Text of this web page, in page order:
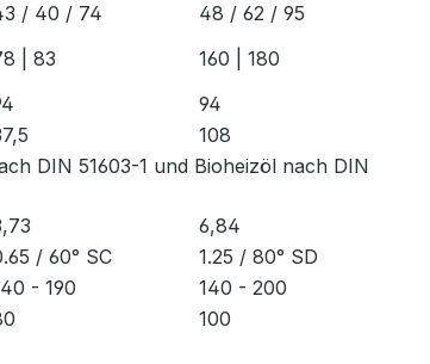
/ 40 / 74
48 / 62 / 95
| 83
160 | 180
94
108
DIN 51603-1 und Bioheizöl nach DIN
6,84
/ 60° SC
1.25 / 80° SD
- 190
140 - 200
100